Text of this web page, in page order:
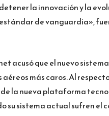
la innovación y la
de vanguardia»,
acusó que el nuevo
más caros. Al
la nueva plataforma
su sistema actual sufren el